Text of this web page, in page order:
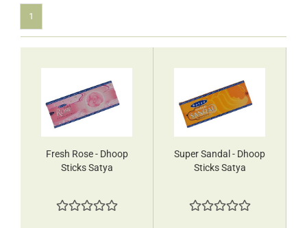
1
Fresh Rose - Dhoop
Sticks Satya
Super Sandal - Dhoop
Sticks Satya